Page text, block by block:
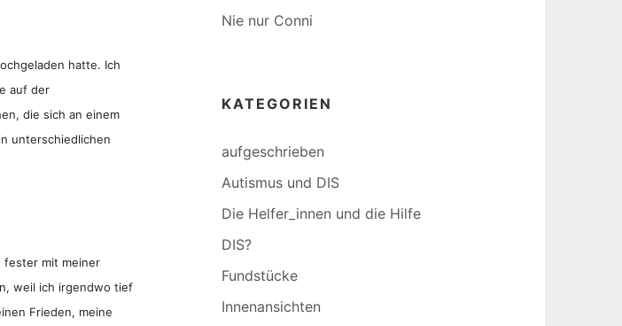
hatte. Ich
auf der
die sich an einem
unterschiedlichen
fester mit meiner
weil ich irgendwo tief
Frieden, meine
Nie nur Conni
KATEGORIEN
aufgeschrieben
Autismus und DIS
Die Helfer_innen und die Hilfe
DIS?
Fundstücke
Innenansichten